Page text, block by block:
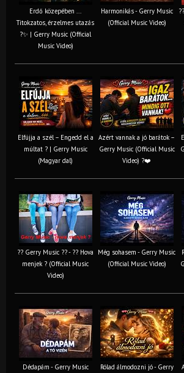
Erdő közepében ...
Titokzatos, érzelmes utazás
?✨ | Gerry Music (Official
Music Video)
Harmonikás - Gerry Music
(Official Music Video)
Elfújja a szél – Engedd el a
múltat ? | Gerry Music
(Magyar dal)
Azért vannak a jó barátok –
Gerry Music (Official Music
Video) ?❤️
?? Gerry Music ?? - ?? Hova
menjek ? (Official Music
Video)
Még sohasem - Gerry Music
(Official Music Video)
Dédapám - Gerry Music
Rólad álmodozni jó - Gerry